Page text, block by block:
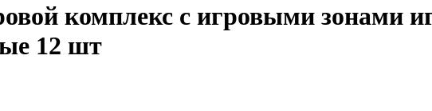
комплекс с игровыми зонами
12 шт